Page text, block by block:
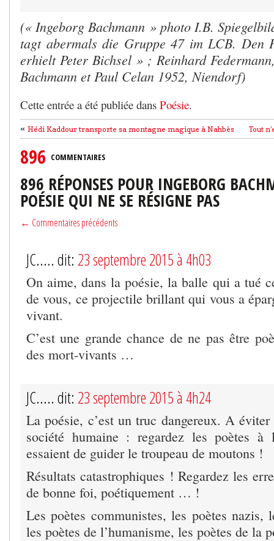
(« Ingeborg Bachmann » photo I.B.
tagt abermals die Gruppe 47 im LCB. Den
erhielt Peter Bichsel » ; Reinhard
Bachmann et Paul Celan 1952, Niendorf)
Cette entrée a été publiée dans Poésie.
Tout
« Hédi Kaddour transporte sa montagne magique à Nahbès
896 COMMENTAIRES
896 RÉPONSES POUR INGEBORG
POÉSIE QUI NE SE RÉSIGNE PAS
← Commentaires précédents
JC..... dit: 23 septembre 2015 à 4h03
On aime, dans la poésie, la balle qui a tué
de vous, ce projectile brillant qui vous a
vivant.
C’est une grande chance de ne pas être
des mort-vivants …
JC..... dit: 23 septembre 2015 à 4h24
La poésie, c’est un truc dangereux. A
société humaine : regardez les poètes à
essaient de guider le troupeau de moutons !
Résultats catastrophiques ! Regardez les
de bonne foi, poétiquement … !
Les poètes communistes, les poètes nazis,
les poètes de l’humanisme, les poètes de